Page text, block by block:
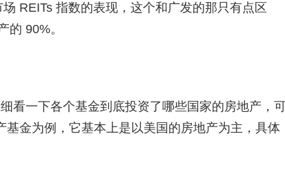
REITs 指数的表现，这个和广发的那只有点区
的 90%。
看一下各个基金到底投资了哪些国家的房地产，
金为例，它基本上是以美国的房地产为主，具体